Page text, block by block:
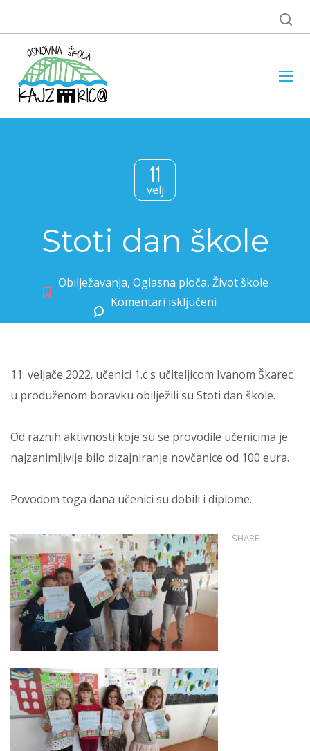
11
velj
Stoti dan škole
Obilježavanja, Oglasna ploča, Život škole
Komentari isključeni
11. veljače 2022. učenici 1.c s učiteljicom Ivanom Škarec
u produženom boravku obilježili su Stoti dan škole.
Od raznih aktivnosti koje su se provodile učenicima je
najzanimljivije bilo dizajniranje novčanice od 100 eura.
Povodom toga dana učenici su dobili i diplome.
SHARE